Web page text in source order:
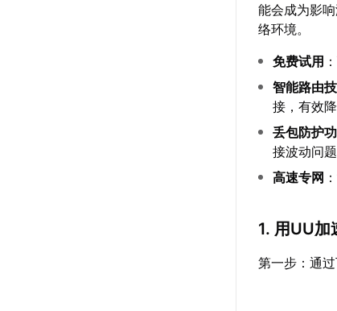
能会成为影
络环境。
免费试用
智能路由
接，有效
丢包防护
接波动问
高速专网
1. 用UU加
第一步：通